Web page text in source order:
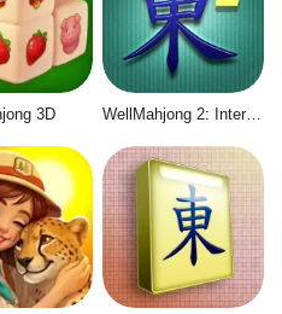
3D WellMahjong 2: Internet Community